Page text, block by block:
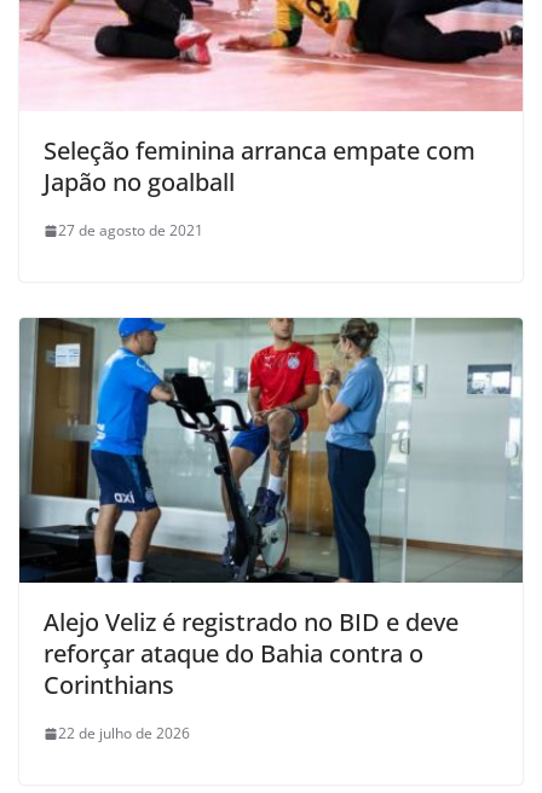
Seleção feminina arranca empate com
Japão no goalball
27 de agosto de 2021
Alejo Veliz é registrado no BID e deve
reforçar ataque do Bahia contra o
Corinthians
22 de julho de 2026